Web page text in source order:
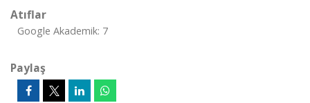
Atıflar
Google Akademik: 7
Paylaş